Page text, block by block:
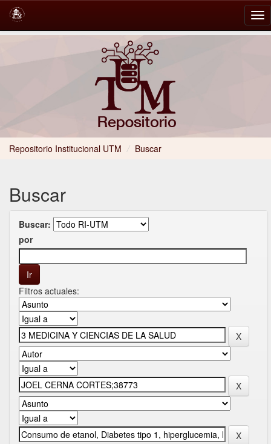
Repositorio Institucional UTM / Buscar
Buscar
Buscar:
por
Filtros actuales: